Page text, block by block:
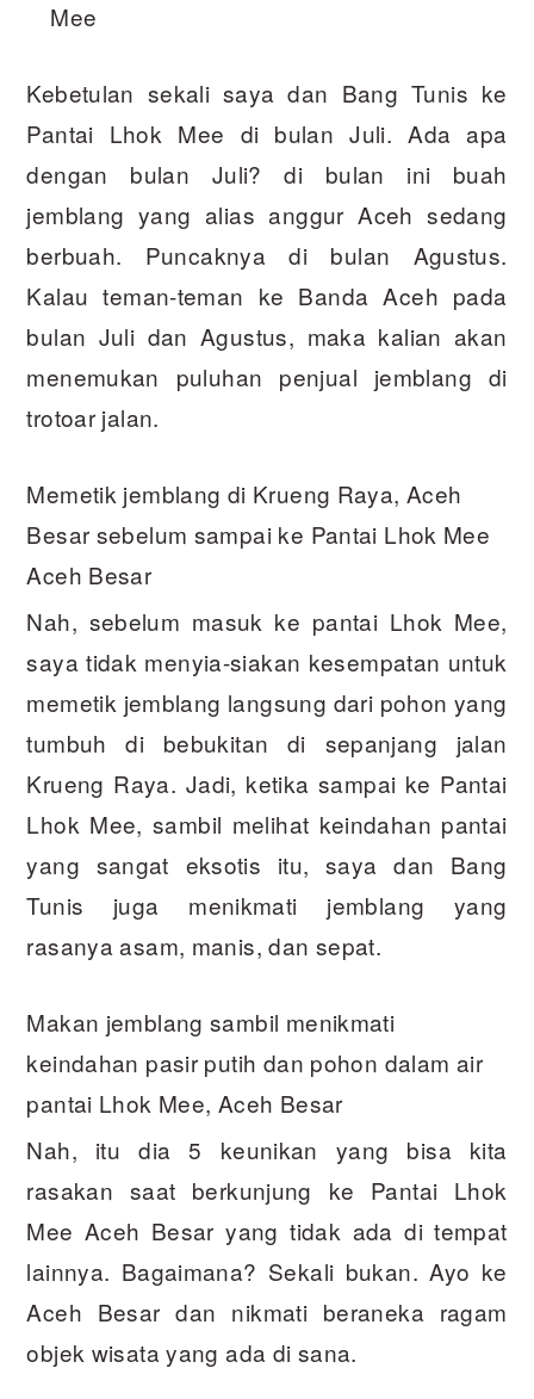
Mee
Kebetulan sekali saya dan Bang Tunis ke
Pantai Lhok Mee di bulan Juli. Ada apa
dengan bulan Juli? di bulan ini buah
jemblang yang alias anggur Aceh sedang
berbuah. Puncaknya di bulan Agustus.
Kalau teman-teman ke Banda Aceh pada
bulan Juli dan Agustus, maka kalian akan
menemukan puluhan penjual jemblang di
trotoar jalan.
Memetik jemblang di Krueng Raya, Aceh
Besar sebelum sampai ke Pantai Lhok Mee
Aceh Besar
Nah, sebelum masuk ke pantai Lhok Mee,
saya tidak menyia-siakan kesempatan untuk
memetik jemblang langsung dari pohon yang
tumbuh di bebukitan di sepanjang jalan
Krueng Raya. Jadi, ketika sampai ke Pantai
Lhok Mee, sambil melihat keindahan pantai
yang sangat eksotis itu, saya dan Bang
Tunis juga menikmati jemblang yang
rasanya asam, manis, dan sepat.
Makan jemblang sambil menikmati
keindahan pasir putih dan pohon dalam air
pantai Lhok Mee, Aceh Besar
Nah, itu dia 5 keunikan yang bisa kita
rasakan saat berkunjung ke Pantai Lhok
Mee Aceh Besar yang tidak ada di tempat
lainnya. Bagaimana? Sekali bukan. Ayo ke
Aceh Besar dan nikmati beraneka ragam
objek wisata yang ada di sana.